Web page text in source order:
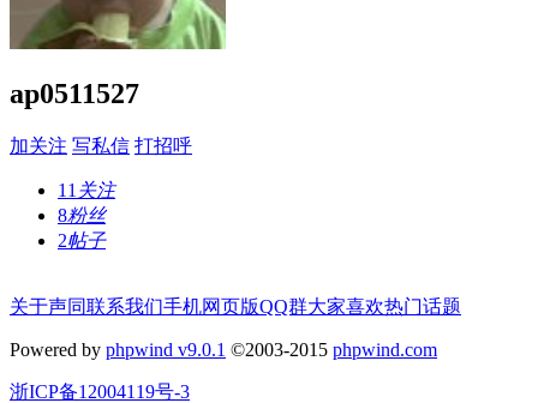
ap0511527
加关注 写私信 打招呼
11 关注
8粉丝
2帖子
关于声同联系我们手机网页版QQ群大家喜欢热门话题
Powered by phpwind v9.0.1 ©2003-2015 phpwind.com
浙ICP备12004119号-3